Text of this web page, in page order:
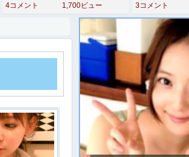
4コメント 1,700ビュー 3コメント